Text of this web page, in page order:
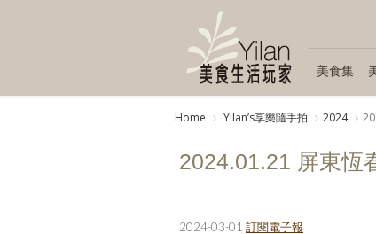
美食集
Home Yilanʼs享樂隨手拍 2024
2024.01.21 屏東恆
2024-03-01 訂閱電子報